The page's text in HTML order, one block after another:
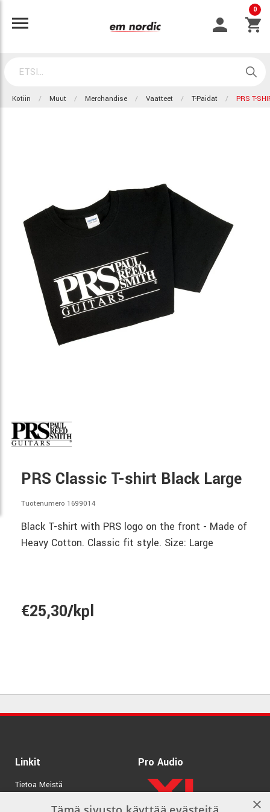
0
Kotiin Muut Merchandise Vaatteet T-Paidat PRS T-
PRS Classic T-shirt Black Large
Tuotenumero 1699014
Black T-shirt with PRS logo on the front - Made of
Heavy Cotton. Classic fit style. Size: Large
€25,30/kpl
Linkit
Tietoa Meistä
Tuotemerkit
Pro Audio
×